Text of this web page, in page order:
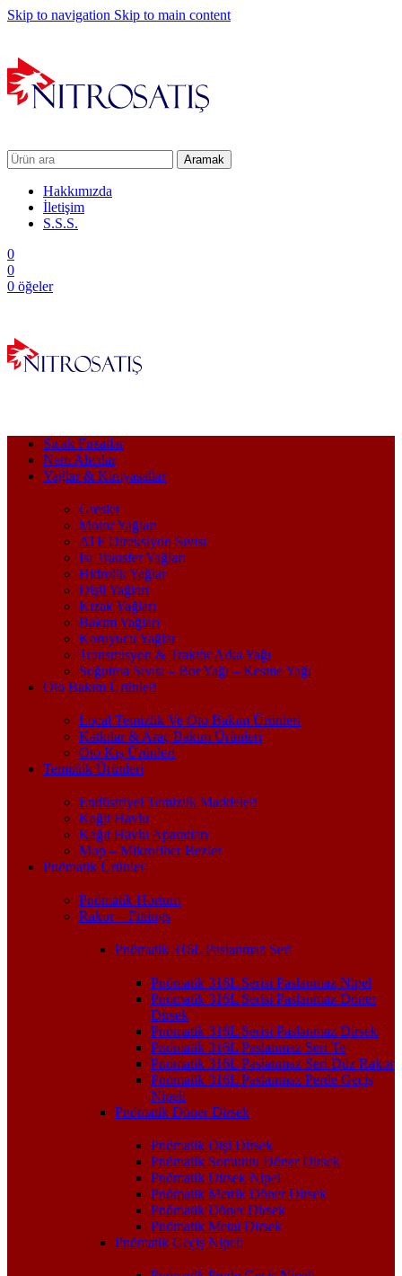
Skip to navigation Skip to main content
Aramak
Hakkımızda
İletişim
S.S.S.
0
0
0 öğeler
Sıcak Fırsatlar
Nem Alıcılar
Yağlar & Kimyasallar
Gresler
Motor Yağları
ATF Direksiyon Sıvısı
Isı Transfer Yağları
Hidrolik Yağlar
Dişli Yağları
Kızak Yağları
Bakım Yağları
Koruyucu Yağlar
Transmisyon & Traktör Arka Yağı
Soğutma Sıvısı – Bor Yağı – Kesme Yağı
Oto Bakım Ürünleri
Local Temizlik Ve Oto Bakım Ürünleri
Katkılar & Araç Bakım Ürünleri
Oto Kış Ürünleri
Temizlik Ürünleri
Endüstriyel Temizlik Maddeleri
Kağıt Havlu
Kağıt Havlu Aparatları
Mop – Mikrofiber Bezler
Pnömatik Ürünler
Pnömatik Hortum
Rakor – Fittings
Pnömatik 316L Paslanmaz Seri
Pnömatik 316L Serisi Paslanmaz Nipel
Pnömatik 316L Serisi Paslanmaz Döner
Dirsek
Pnömatik 316L Serisi Paslanmaz Dirsek
Pnömatik 316L Paslanmaz Seri Te
Pnömatik 316L Paslanmaz Seri Düz Rakor
Pnömatik 316L Paslanmaz Perde Geçiş
Nipeli
Pnömatik Döner Dirsek
Pnömatik Dişi Dirsek
Pnömatik Somunlu Döner Dirsek
Pnömatik Dirsek Nipel
Pnömatik Metrik Döner Dirsek
Pnömatik Döner Dirsek
Pnömatik Metal Dirsek
Pnömatik Geçiş Nipeli